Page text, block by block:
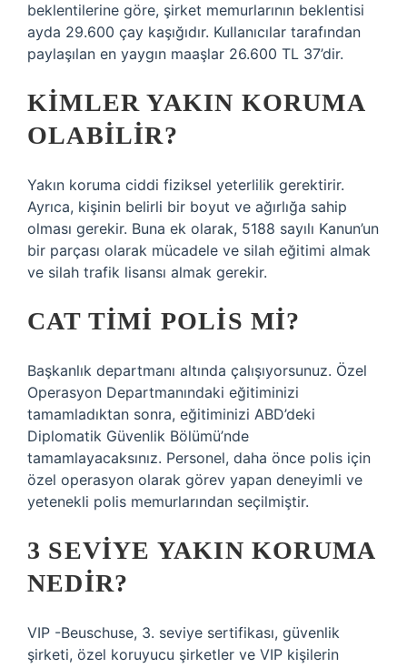
beklentilerine göre, şirket memurlarının beklentisi
ayda 29.600 çay kaşığıdır. Kullanıcılar tarafından
paylaşılan en yaygın maaşlar 26.600 TL 37’dir.
KIMLER YAKIN KORUMA
OLABILIR?
Yakın koruma ciddi fiziksel yeterlilik gerektirir.
Ayrıca, kişinin belirli bir boyut ve ağırlığa sahip
olması gerekir. Buna ek olarak, 5188 sayılı Kanun’un
bir parçası olarak mücadele ve silah eğitimi almak
ve silah trafik lisansı almak gerekir.
CAT TIMI POLIS MI?
Başkanlık departmanı altında çalışıyorsunuz. Özel
Operasyon Departmanındaki eğitiminizi
tamamladıktan sonra, eğitiminizi ABD’deki
Diplomatik Güvenlik Bölümü’nde
tamamlayacaksınız. Personel, daha önce polis için
özel operasyon olarak görev yapan deneyimli ve
yetenekli polis memurlarından seçilmiştir.
3 SEVIYE YAKIN KORUMA
NEDIR?
VIP -Beuschuse, 3. seviye sertifikası, güvenlik
şirketi, özel koruyucu şirketler ve VIP kişilerin